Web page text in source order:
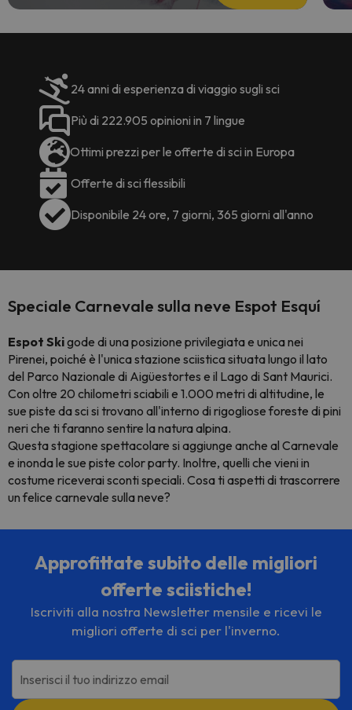
24 anni di esperienza di viaggio sugli sci
Più di 222.905 opinioni in 7 lingue
Ottimi prezzi per le offerte di sci in Europa
Offerte di sci flessibili
Disponibile 24 ore, 7 giorni, 365 giorni all'anno
Speciale Carnevale sulla neve Espot Esquí
Espot Skigode di una posizione privilegiata e unica nei
Pirenei, poiché è l'unica stazione sciistica situata lungo il lato
del Parco Nazionale di Aigüestortes e il Lago di Sant Maurici.
Con oltre 20 chilometri sciabili e 1.000 metri di altitudine, le
sue piste da sci si trovano all'interno di rigogliose foreste di pini
neri che ti faranno sentire la natura alpina.
Questa stagione spettacolare si aggiunge anche al Carnevale
e inonda le sue piste color party. Inoltre, quelli che vieni in
costume riceverai sconti speciali. Cosa ti aspetti di trascorrere
un felice carnevale sulla neve?
Approfittate subito delle migliori
offerte sciistiche!
Iscriviti alla nostra Newsletter mensile e ricevi le
migliori offerte di sci per l'inverno.
Inserisci il tuo indirizzo email